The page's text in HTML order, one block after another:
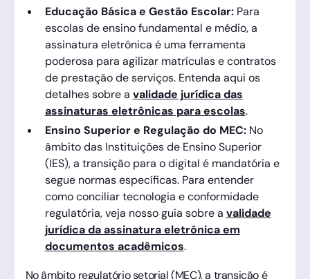
Educação Básica e Gestão Escolar:Para
escolas de ensino fundamental e médio, a
assinatura eletrônica é uma ferramenta
poderosa para agilizar matrículas e contratos
de prestação de serviços. Entenda aqui os
detalhes sobre a validade jurídica das
assinaturas eletrônicas para escolas.
Ensino Superior e Regulação do MEC:No
âmbito das Instituições de Ensino Superior
(IES), a transição para o digital é mandatória e
segue normas específicas. Para entender
como conciliar tecnologia e conformidade
regulatória, veja nosso guia sobre a validade
jurídica da assinatura eletrônica em
documentos acadêmicos.
No âmbito regulatório setorial (MEC), a transição é